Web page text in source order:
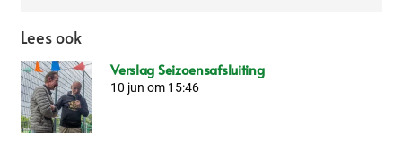
Lees ook
Verslag Seizoensafsluiting
10 jun om 15:46